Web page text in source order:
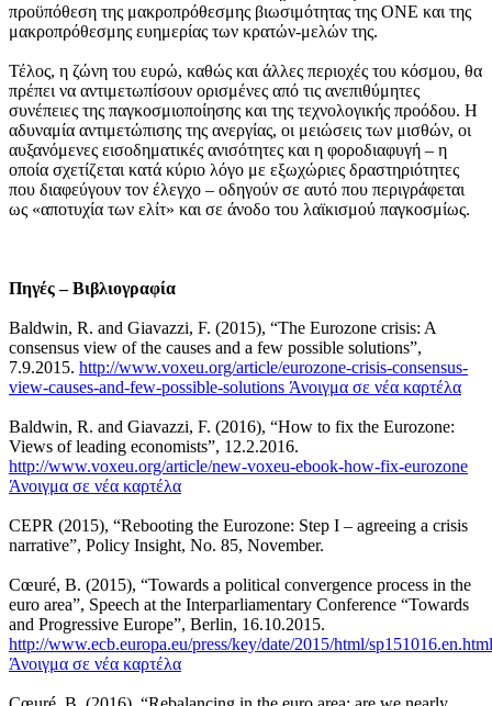
προϋπόθεση της μακροπρόθεσμης βιωσιμότητας της ΟΝΕ και της
μακροπρόθεσμης ευημερίας των κρατών-μελών της.
Τέλος, η ζώνη του ευρώ, καθώς και άλλες περιοχές του κόσμου, θα
πρέπει να αντιμετωπίσουν ορισμένες από τις ανεπιθύμητες
συνέπειες της παγκοσμιοποίησης και της τεχνολογικής προόδου. Η
αδυναμία αντιμετώπισης της ανεργίας, οι μειώσεις των μισθών, οι
αυξανόμενες εισοδηματικές ανισότητες και η φοροδιαφυγή – η
οποία σχετίζεται κατά κύριο λόγο με εξωχώριες δραστηριότητες
που διαφεύγουν τον έλεγχο – οδηγούν σε αυτό που περιγράφεται
ως «αποτυχία των ελίτ» και σε άνοδο του λαϊκισμού παγκοσμίως.
Πηγές – Βιβλιογραφία
Baldwin, R. and Giavazzi, F. (2015), “The Eurozone crisis: A
consensus view of the causes and a few possible solutions”,
7.9.2015. http://www.voxeu.org/article/eurozone-crisis-consensus-
view-causes-and-few-possible-solutions Άνοιγμα σε νέα καρτέλα
Baldwin, R. and Giavazzi, F. (2016), “How to fix the Eurozone:
Views of leading economists”, 12.2.2016.
http://www.voxeu.org/article/new-voxeu-ebook-how-fix-eurozone
Άνοιγμα σε νέα καρτέλα
CEPR (2015), “Rebooting the Eurozone: Step I – agreeing a crisis
narrative”, Policy Insight, No. 85, November.
Cœuré, B. (2015), “Towards a political convergence process in the
euro area”, Speech at the Interparliamentary Conference “Towards
and Progressive Europe”, Berlin, 16.10.2015.
http://www.ecb.europa.eu/press/key/date/2015/html/sp151016.en.html
Άνοιγμα σε νέα καρτέλα